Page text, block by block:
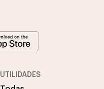
UTILIDADES